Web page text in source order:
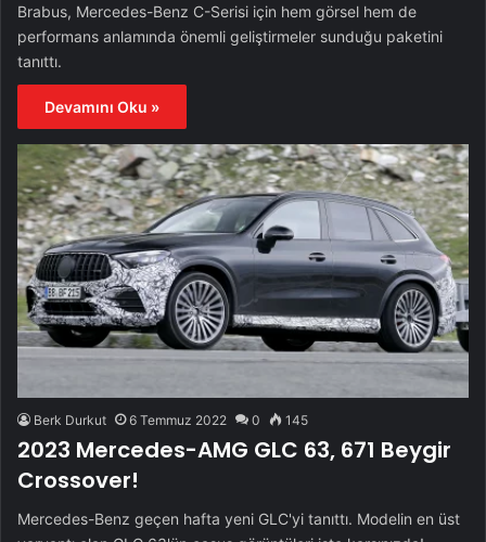
Brabus, Mercedes-Benz C-Serisi için hem görsel hem de
performans anlamında önemli geliştirmeler sunduğu paketini
tanıttı.
Devamını Oku »
Berk Durkut 6 Temmuz 2022 0 145
2023 Mercedes-AMG GLC 63, 671 Beygir
Crossover!
Mercedes-Benz geçen hafta yeni GLC'yi tanıttı. Modelin en üst